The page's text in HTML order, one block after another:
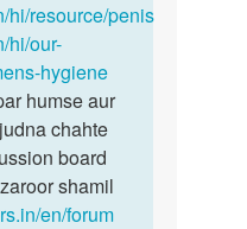
hi/resource/penis
hi/our-
hygiene
humse aur
chahte
board
shamil
en/forum